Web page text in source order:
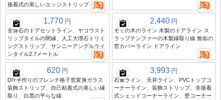
接着式の美しいエッジストリップ
1,770 円
全身石のドアセットライン、ヤコウスト
リップタイルの閉縁、人工大理石トリミ
ングストリップ、サンニーアングルライ
ンタイル2.7メートル
2,440 円
モミの木のライン 木製のドアライン ス
ラップテンファーの木製縁取り線 無垢の
窓カバーライン ドアライン
620 円
DIY手作りのフレンチ格子窓変身ガラス
装飾ストリップ、自己粘着式の美しい縁
取り、白黒の平らな線
3,993 円
石膏ライン、天井ライン、PVCトップコ
ーナーライン、装飾ストリップ、非接着
式シェッドコーナーライン、壁コーナー